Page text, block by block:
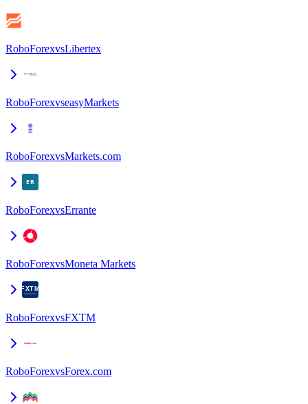
RoboForexvsLibertex
RoboForexvseasyMarkets
RoboForexvsMarkets.com
RoboForexvsErrante
RoboForexvsMoneta Markets
RoboForexvsFXTM
RoboForexvsForex.com